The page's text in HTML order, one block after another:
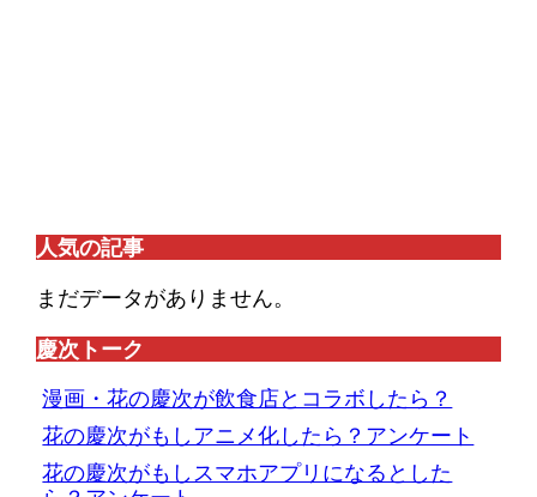
人気の記事
まだデータがありません。
慶次トーク
漫画・花の慶次が飲食店とコラボしたら？
花の慶次がもしアニメ化したら？アンケート
花の慶次がもしスマホアプリになるとした